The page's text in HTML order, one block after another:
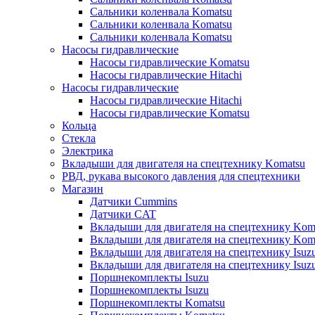
Сальники коленвала Komatsu
Сальники коленвала Komatsu
Сальники коленвала Komatsu
Насосы гидравлические
Насосы гидравлические Komatsu
Насосы гидравлические Hitachi
Насосы гидравлические
Насосы гидравлические Hitachi
Насосы гидравлические Komatsu
Кольца
Стекла
Электрика
Вкладыши для двигателя на спецтехнику Komatsu
РВД, рукава высокого давления для спецтехники
Магазин
Датчики Cummins
Датчики CAT
Вкладыши для двигателя на спецтехнику
Вкладыши для двигателя на спецтехнику
Вкладыши для двигателя на спецтехнику
Вкладыши для двигателя на спецтехнику
Поршнекомплекты Isuzu
Поршнекомплекты Isuzu
Поршнекомплекты Komatsu